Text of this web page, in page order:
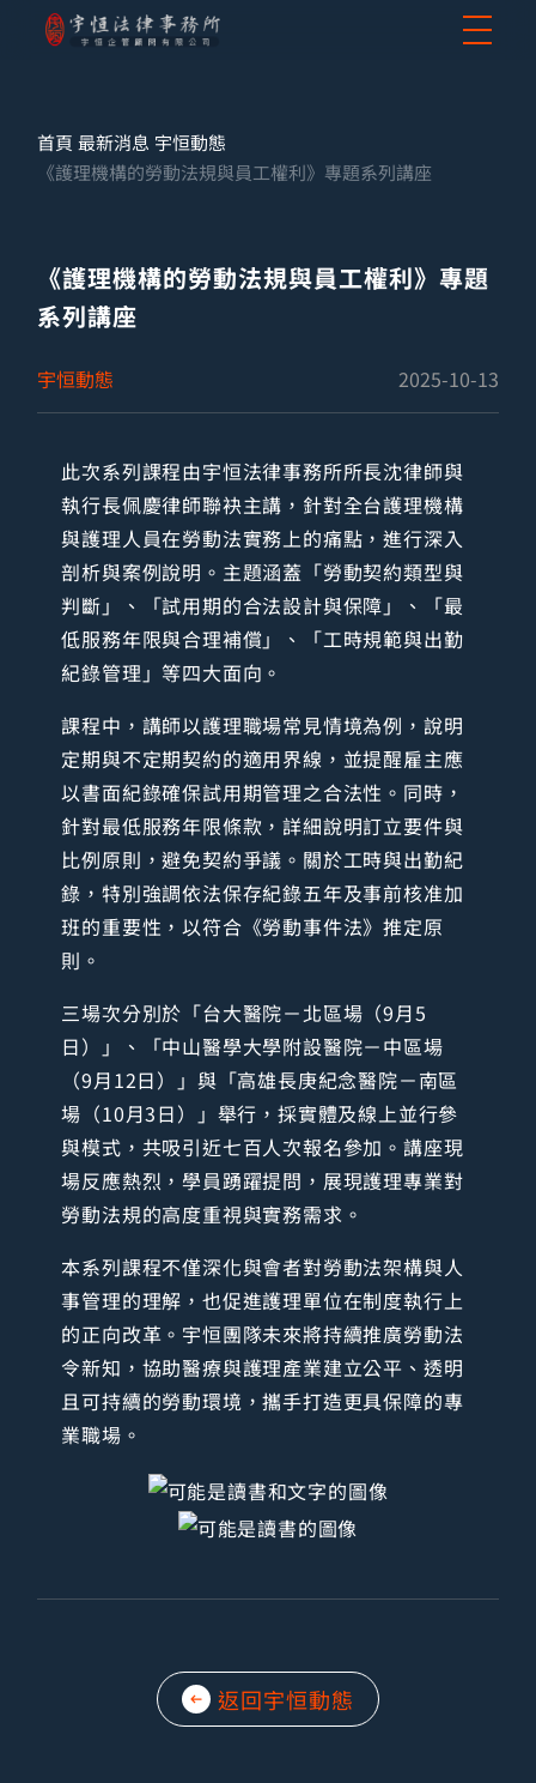
首頁 最新消息 宇恒動態
《護理機構的勞動法規與員工權利》專題系列講座
《護理機構的勞動法規與員工權利》專題
系列講座
宇恒動態 2025-10-13
此次系列課程由宇恒法律事務所所長沈律師與
執行長佩慶律師聯袂主講，針對全台護理機構
與護理人員在勞動法實務上的痛點，進行深入
剖析與案例說明。主題涵蓋「勞動契約類型與
判斷」、「試用期的合法設計與保障」、「最
低服務年限與合理補償」、「工時規範與出勤
紀錄管理」等四大面向。
課程中，講師以護理職場常見情境為例，說明
定期與不定期契約的適用界線，並提醒雇主應
以書面紀錄確保試用期管理之合法性。同時，
針對最低服務年限條款，詳細說明訂立要件與
比例原則，避免契約爭議。關於工時與出勤紀
錄，特別強調依法保存紀錄五年及事前核准加
班的重要性，以符合《勞動事件法》推定原
則。
三場次分別於「台大醫院－北區場（9月5
日）」、「中山醫學大學附設醫院－中區場
（9月12日）」與「高雄長庚紀念醫院－南區
場（10月3日）」舉行，採實體及線上並行參
與模式，共吸引近七百人次報名參加。講座現
場反應熱烈，學員踴躍提問，展現護理專業對
勞動法規的高度重視與實務需求。
本系列課程不僅深化與會者對勞動法架構與人
事管理的理解，也促進護理單位在制度執行上
的正向改革。宇恒團隊未來將持續推廣勞動法
令新知，協助醫療與護理產業建立公平、透明
且可持續的勞動環境，攜手打造更具保障的專
業職場。
返回宇恒動態